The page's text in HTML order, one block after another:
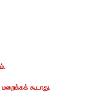
கூடாது.